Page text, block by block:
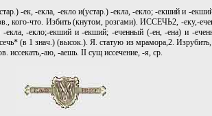
-ек, -екла, -екло и(устар.) -екла, -екло; -екший и -
кого-чтo. Избить (кнутом, розгами). ИССЕЧЬ2, -еку,-
-екла, -екло;-екший и -екший; -еченный (-ен, -ена) и -
(в 1 знач.) (высок.). Я. статую из мрамора,2. Изрубить,
иссекать,-аю, -аешь. II сущ иссечение, -я, ср.